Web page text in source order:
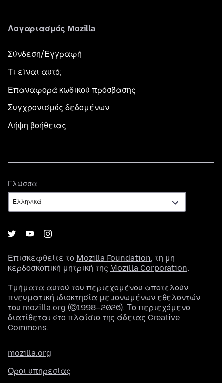
Λογαριασμός Mozilla
Σύνδεση/Εγγραφή
Τι είναι αυτό;
Επαναφορά κωδικού πρόσβασης
Συγχρονισμός δεδομένων
Λήψη βοήθειας
Γλώσσα
Επισκεφθείτε το Mozilla Foundation, τη μη
κερδοσκοπική μητρική της Mozilla Corporation.
Τμήματα αυτού του περιεχομένου αποτελούν
πνευματική ιδιοκτησία μεμονωμένων εθελοντών
του mozilla.org (©1998–2026). Το περιεχόμενο
διατίθεται στο πλαίσιο της άδειας Creative
Commons.
mozilla.org
Όροι υπηρεσίας